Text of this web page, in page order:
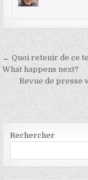
Navigation
de
l’article
← Quoi retenir de ce
What happens next?
Revue de presse
Rechercher